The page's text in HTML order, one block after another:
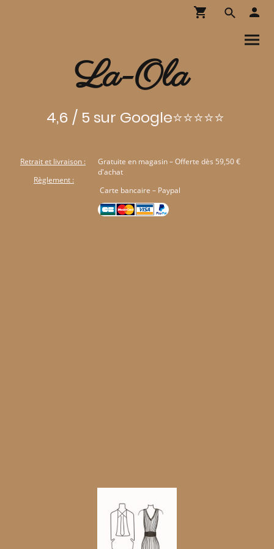
La-Ola
4,6 / 5 sur Google⭐⭐⭐⭐⭐
Retrait et livraison :
Règlement :
Gratuite en magasin – Offerte dès 59,50 €
d'achat
Carte bancaire – Paypal